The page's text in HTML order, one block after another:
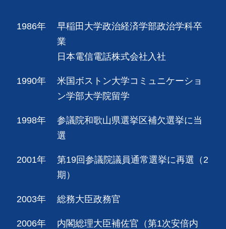
1986年
早稲田大学政治経済学部政治学科卒
業
日本電信電話株式会社入社
1990年
米国ボストン大学コミュニケーショ
ン学部大学院留学
1998年
参議院和歌山県選挙区補欠選挙に当
選
2001年
第19回参議院議員通常選挙に再選（2
期）
2003年 総務大臣政務官
2006年
内閣総理大臣補佐官（第1次安倍内